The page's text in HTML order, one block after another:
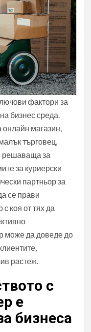
фактори за
бизнес среда.
магазин,
търговец,
решаваща за
за куриерски
партньор за
се прави
коя от тях да
може да доведе до
растеж.
с
е
бизнеса